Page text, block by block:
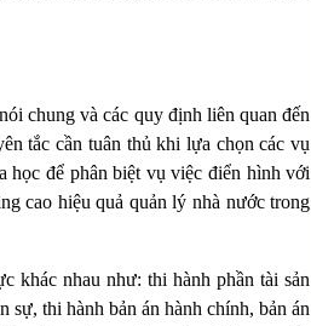
chung và các quy định liên quan đến
tắc cần tuân thủ khi lựa chọn các vụ
học để phân biệt vụ việc điển hình với
cao hiệu quả quản lý nhà nước trong
khác nhau như: thi hành phần tài sản
thi hành bản án hành chính, bản án